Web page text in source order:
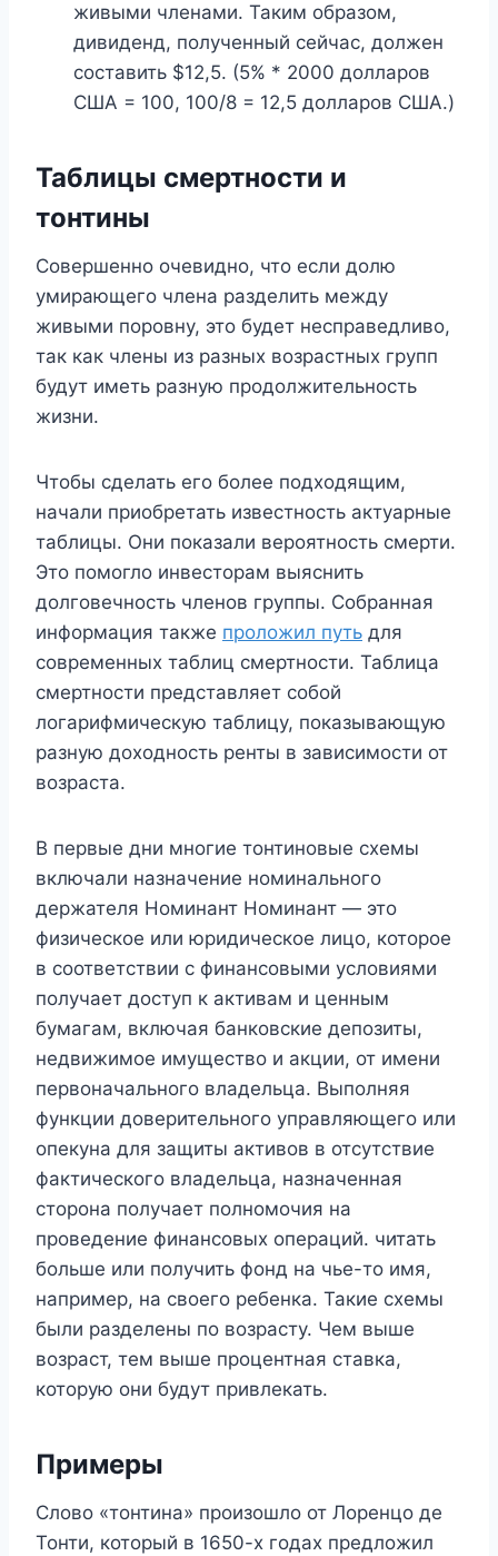
живыми членами. Таким образом,
дивиденд, полученный сейчас, должен
составить $12,5. (5% * 2000 долларов
США = 100, 100/8 = 12,5 долларов США.)
Таблицы смертности и
тонтины
Совершенно очевидно, что если долю
умирающего члена разделить между
живыми поровну, это будет несправедливо,
так как члены из разных возрастных групп
будут иметь разную продолжительность
жизни.
Чтобы сделать его более подходящим,
начали приобретать известность актуарные
таблицы. Они показали вероятность смерти.
Это помогло инвесторам выяснить
долговечность членов группы. Собранная
информация также проложил путь для
современных таблиц смертности. Таблица
смертности представляет собой
логарифмическую таблицу, показывающую
разную доходность ренты в зависимости от
возраста.
В первые дни многие тонтиновые схемы
включали назначение номинального
держателя Номинант Номинант — это
физическое или юридическое лицо, которое
в соответствии с финансовыми условиями
получает доступ к активам и ценным
бумагам, включая банковские депозиты,
недвижимое имущество и акции, от имени
первоначального владельца. Выполняя
функции доверительного управляющего или
опекуна для защиты активов в отсутствие
фактического владельца, назначенная
сторона получает полномочия на
проведение финансовых операций. читать
больше или получить фонд на чье-то имя,
например, на своего ребенка. Такие схемы
были разделены по возрасту. Чем выше
возраст, тем выше процентная ставка,
которую они будут привлекать.
Примеры
Слово «тонтина» произошло от Лоренцо де
Тонти, который в 1650-х годах предложил